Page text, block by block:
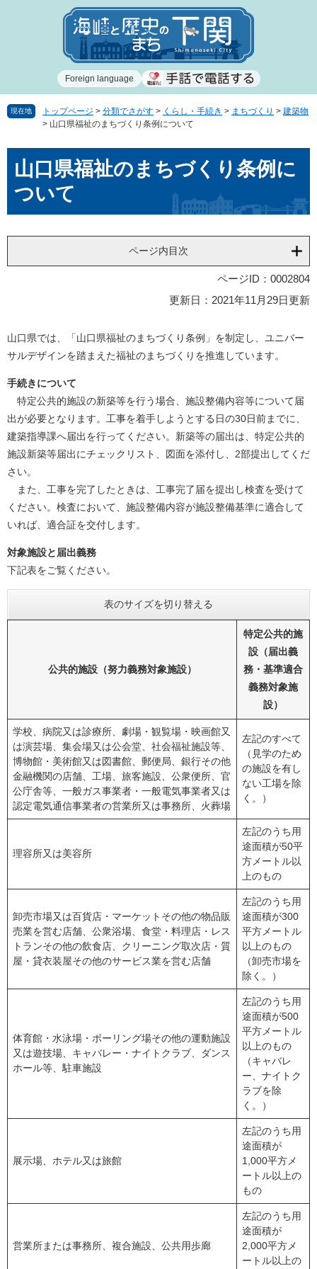
で
ば
Foreign language
現在地 トップページ > 分類でさがす > くらし・手続き > まちづくり > 建築物
> 山口県福祉のまちづくり条例について
山口県福祉のまちづくり条例に
ついて
ページ内目次
ページID：0002804
更新日：2021年11月29日更新
山口県では、「山口県福祉のまちづくり条例」を制定し、ユニバー
サルデザインを踏まえた福祉のまちづくりを推進しています。
手続きについて
特定公共的施設の新築等を行う場合、施設整備内容等について届
出が必要となります。工事を着手しようとする日の30日前までに、
建築指導課へ届出を行ってください。新築等の届出は、特定公共的
施設新築等届出にチェックリスト、図面を添付し、2部提出してくだ
さい。
また、工事を完了したときは、工事完了届を提出し検査を受けて
ください。検査において、施設整備内容が施設整備基準に適合して
いれば、適合証を交付します。
対象施設と届出義務
下記表をご覧ください。
表のサイズを切り替える
公共的施設（努力義務対象施設）
特定公共的施
設（届出義
務・基準適合
義務対象施
設）
学校、病院又は診療所、劇場・観覧場・映画館又
は演芸場、集会場又は公会堂、社会福祉施設等、
博物館・美術館又は図書館、郵便局、銀行その他
金融機関の店舗、工場、旅客施設、公衆便所、官
公庁舎等、一般ガス事業者・一般電気事業者又は
認定電気通信事業者の営業所又は事務所、火葬場
左記のすべて
（見学のため
の施設を有し
ない工場を除
く。）
理容所又は美容所
左記のうち用
途面積が50平
方メートル以
上のもの
卸売市場又は百貨店・マーケットその他の物品販
売業を営む店舗、公衆浴場、食堂・料理店・レス
トランその他の飲食店、クリーニング取次店・質
屋・貸衣装屋その他のサービス業を営む店舗
左記のうち用
途面積が300
平方メートル
以上のもの
（卸売市場を
除く。）
体育館・水泳場・ボーリング場その他の運動施設
又は遊技場、キャバレー・ナイトクラブ、ダンス
ホール等、駐車施設
左記のうち用
途面積が500
平方メートル
以上のもの
（キャバレ
ー、ナイトク
ラブを除
く。）
展示場、ホテル又は旅館
左記のうち用
途面積が
1,000平方メ
ートル以上の
もの
営業所または事務所、複合施設、公共用歩廊
左記のうち用
途面積が
2,000平方メ
ートル以上の